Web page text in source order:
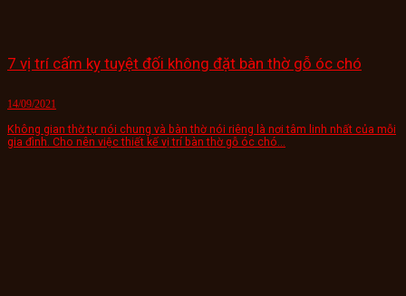
7 vị trí cấm kỵ tuyệt đối không đặt bàn thờ gỗ óc chó
14/09/2021
Không gian thờ tự nói chung và bàn thờ nói riêng là nơi tâm linh nhất của mỗi
gia đình. Cho nên việc thiết kế vị trí bàn thờ gỗ óc chó...